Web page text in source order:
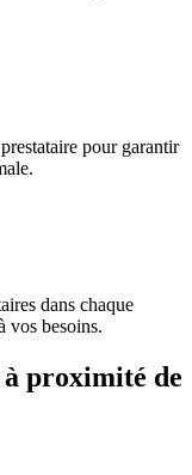
pour garantir
dans chaque
vos besoins.
à proximité de